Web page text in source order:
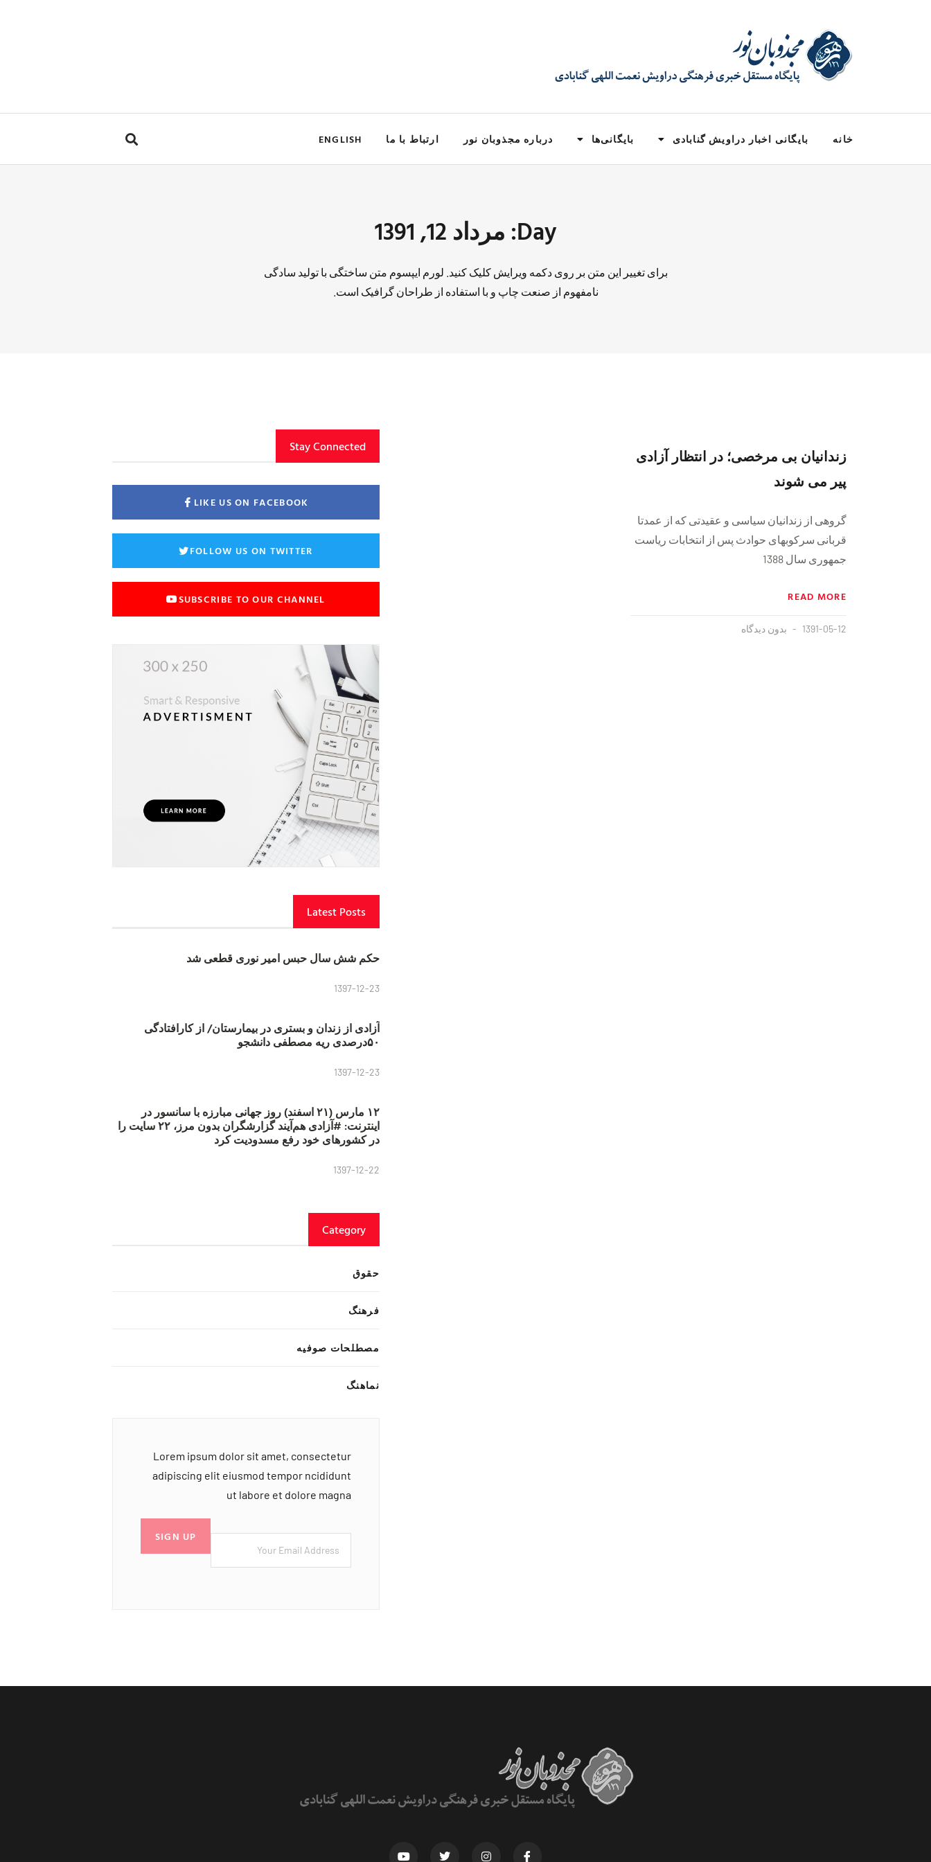
خانه بایگانی اخبار دراویش گنابادی بایگانی‌ها درباره مجذوبان نور ارتباط با ما ENGLISH
Day: مرداد 12, 1391
برای تغییر این متن بر روی دکمه ویرایش کلیک کنید. لورم ایپسوم متن ساختگی با تولید سادگی
نامفهوم از صنعت چاپ و با استفاده از طراحان گرافیک است.
زندانیان بی مرخصی؛ در انتظار آزادی
پیر می شوند
گروهی از زندانیان سیاسی و عقیدتی که از عمدتا
قربانی سرکوبهای حوادث پس از انتخابات ریاست
جمهوری سال 1388
READ MORE
1391-05-12 بدون دیدگاه
Stay Connected
LIKE US ON FACEBOOK
FOLLOW US ON TWITTER
SUBSCRIBE TO OUR CHANNEL
Latest Posts
حکم شش سال حبس امیر نوری قطعی شد
1397-12-23
آزادی از زندان و بستری در بیمارستان/ از کارافتادگی
۵۰درصدی ریه مصطفی دانشجو
1397-12-23
۱۲ مارس (۲۱ اسفند) روز جهانی مبارزه با سانسور در
اینترنت: #آزادی هم‌آیند گزارشگران‌ بدون مرز، ۲۲ سایت را
در کشورهای خود رفع مسدودیت کرد
1397-12-22
Category
حقوق
فرهنگ
مصطلحات صوفیه
نماهنگ
Lorem ipsum dolor sit amet, consectetur
adipiscing elit eiusmod tempor ncididunt
ut labore et dolore magna
SIGN UP